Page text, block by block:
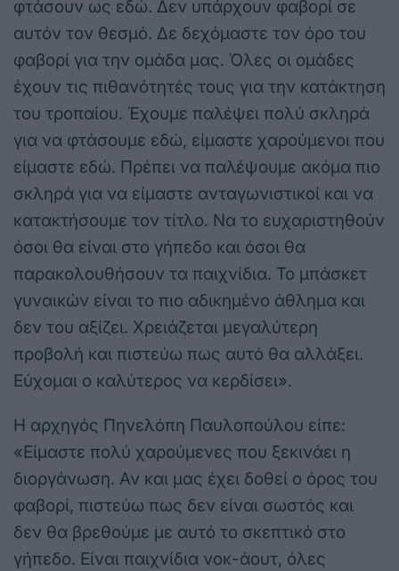
φτάσουν ως εδώ. Δεν υπάρχουν φαβορί σε
αυτόν τον θεσμό. Δε δεχόμαστε τον όρο του
φαβορί για την ομάδα μας. Όλες οι ομάδες
έχουν τις πιθανότητές τους για την κατάκτηση
του τροπαίου. Έχουμε παλέψει πολύ σκληρά
για να φτάσουμε εδώ, είμαστε χαρούμενοι που
είμαστε εδώ. Πρέπει να παλέψουμε ακόμα πιο
σκληρά για να είμαστε ανταγωνιστικοί και να
κατακτήσουμε τον τίτλο. Να το ευχαριστηθούν
όσοι θα είναι στο γήπεδο και όσοι θα
παρακολουθήσουν τα παιχνίδια. Το μπάσκετ
γυναικών είναι το πιο αδικημένο άθλημα και
δεν του αξίζει. Χρειάζεται μεγαλύτερη
προβολή και πιστεύω πως αυτό θα αλλάξει.
Εύχομαι ο καλύτερος να κερδίσει».
Η αρχηγός Πηνελόπη Παυλοπούλου είπε:
«Είμαστε πολύ χαρούμενες που ξεκινάει η
διοργάνωση. Αν και μας έχει δοθεί ο όρος του
φαβορί, πιστεύω πως δεν είναι σωστός και
δεν θα βρεθούμε με αυτό το σκεπτικό στο
γήπεδο. Είναι παιχνίδια νοκ-άουτ, όλες